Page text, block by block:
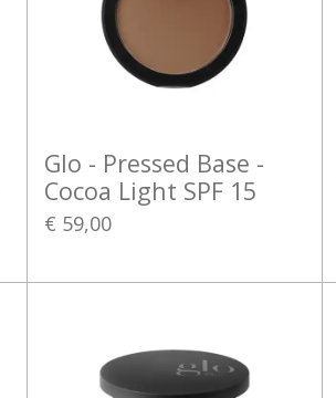
Glo - Pressed Base -
Cocoa Light SPF 15
€ 59,00